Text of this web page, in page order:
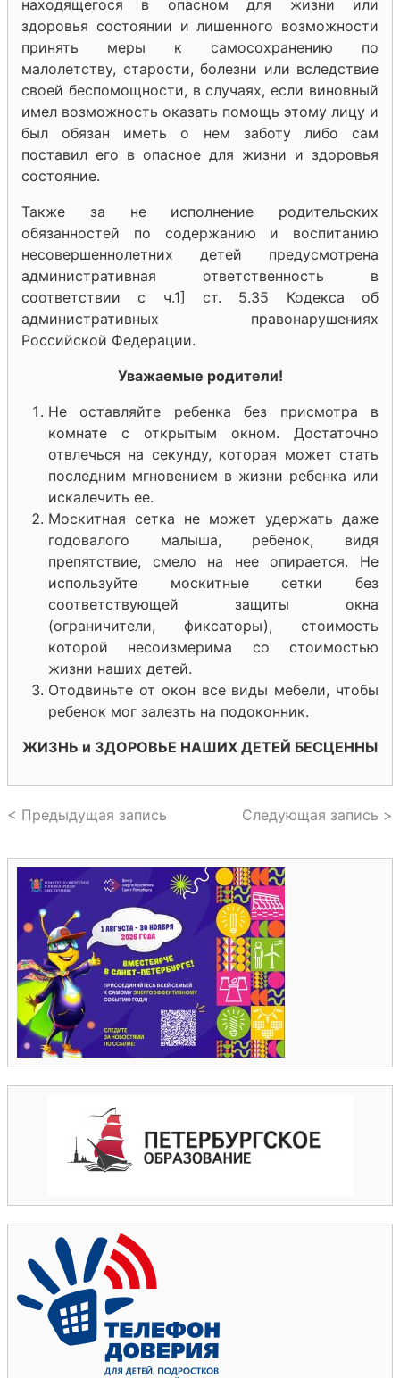
находящегося в опасном для жизни или
здоровья состоянии и лишенного возможности
принять меры к самосохранению по
малолетству, старости, болезни или вследствие
своей беспомощности, в случаях, если виновный
имел возможность оказать помощь этому лицу и
был обязан иметь о нем заботу либо сам
поставил его в опасное для жизни и здоровья
состояние.
Также за не исполнение родительских
обязанностей по содержанию и воспитанию
несовершеннолетних детей предусмотрена
административная ответственность в
соответствии с ч.1] ст. 5.35 Кодекса об
административных правонарушениях
Российской Федерации.
Уважаемые родители!
Не оставляйте ребенка без присмотра в
комнате с открытым окном. Достаточно
отвлечься на секунду, которая может стать
последним мгновением в жизни ребенка или
искалечить ее.
Москитная сетка не может удержать даже
годовалого малыша, ребенок, видя
препятствие, смело на нее опирается. Не
используйте москитные сетки без
соответствующей защиты окна
(ограничители, фиксаторы), стоимость
которой несоизмерима со стоимостью
жизни наших детей.
Отодвиньте от окон все виды мебели, чтобы
ребенок мог залезть на подоконник.
ЖИЗНЬ и ЗДОРОВЬЕ НАШИХ ДЕТЕЙ БЕСЦЕННЫ
< Предыдущая запись Следующая запись >